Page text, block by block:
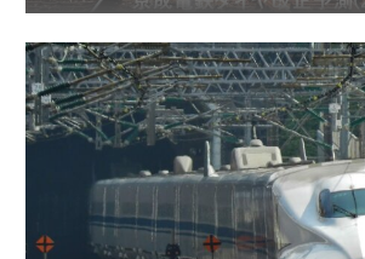
ダイヤ改正予測(2029年以降予定)